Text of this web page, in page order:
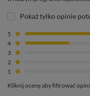
Pokaż tylko opinie
5
4
3
2
1
Kliknij ocenę aby filtrować